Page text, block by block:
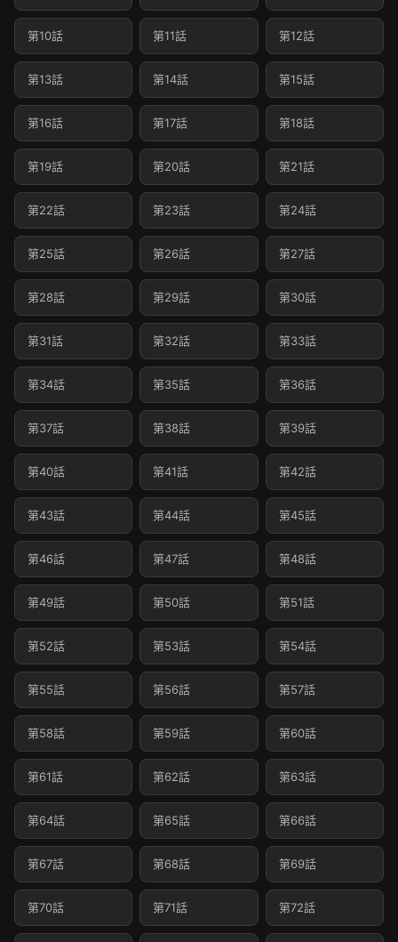
第10話 第11話 第12話
第13話 第14話 第15話
第16話 第17話 第18話
第19話 第20話 第21話
第22話 第23話 第24話
第25話 第26話 第27話
第28話 第29話 第30話
第31話 第32話 第33話
第34話 第35話 第36話
第37話 第38話 第39話
第40話 第41話 第42話
第43話 第44話 第45話
第46話 第47話 第48話
第49話 第50話 第51話
第52話 第53話 第54話
第55話 第56話 第57話
第58話 第59話 第60話
第61話 第62話 第63話
第64話 第65話 第66話
第67話 第68話 第69話
第70話 第71話 第72話